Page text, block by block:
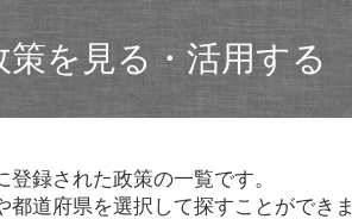
策を見る・活用する
録された政策の一覧です。
道府県を選択して探すことができま